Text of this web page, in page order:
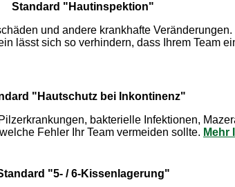
Standard "Hautinspektion"
und andere krankhafte
lässt sich so verhindern, dass Ihrem Team
"Hautschutz bei Inkontinenz"
bakterielle Infektionen,
Fehler Ihr Team vermeiden sollte. Mehr
"5- / 6-Kissenlagerung"